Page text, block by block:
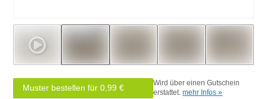
Muster bestellen für 0,99 €
Wird über einen Gutschein
erstattet.mehr Infos »